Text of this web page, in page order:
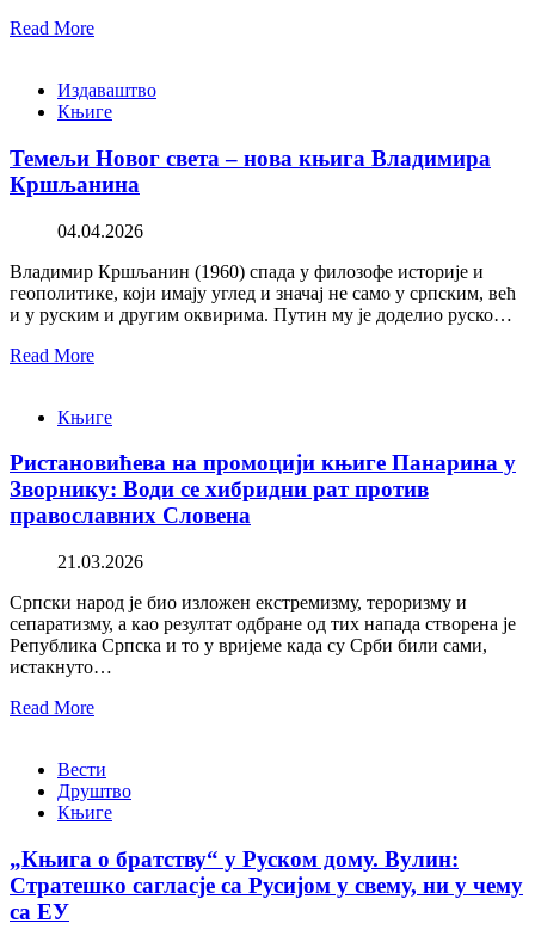
Read More
Издаваштво
Књиге
Темељи Новог света – нова књига Владимира
Кршљанина
04.04.2026
Владимир Кршљанин (1960) спада у филозофе историје и
геополитике, који имају углед и значај не само у српским, већ
и у руским и другим оквирима. Путин му је доделио руско…
Read More
Књиге
Ристановићева на промоцији књиге Панарина у
Зворнику: Води се хибридни рат против
православних Словена
21.03.2026
Српски народ је био изложен екстремизму, тероризму и
сепаратизму, а као резултат одбране од тих напада створена је
Република Српска и то у вријеме када су Срби били сами,
истакнуто…
Read More
Вести
Друштво
Књиге
„Књига о братству“ у Руском дому. Вулин:
Стратешко сагласје са Русијом у свему, ни у чему
са ЕУ